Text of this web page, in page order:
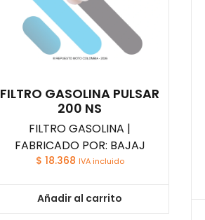
FILTRO GASOLINA PULSAR
200 NS
FILTRO GASOLINA |
FABRICADO POR: BAJAJ
$ 18.368 IVA incluido
Añadir al carrito